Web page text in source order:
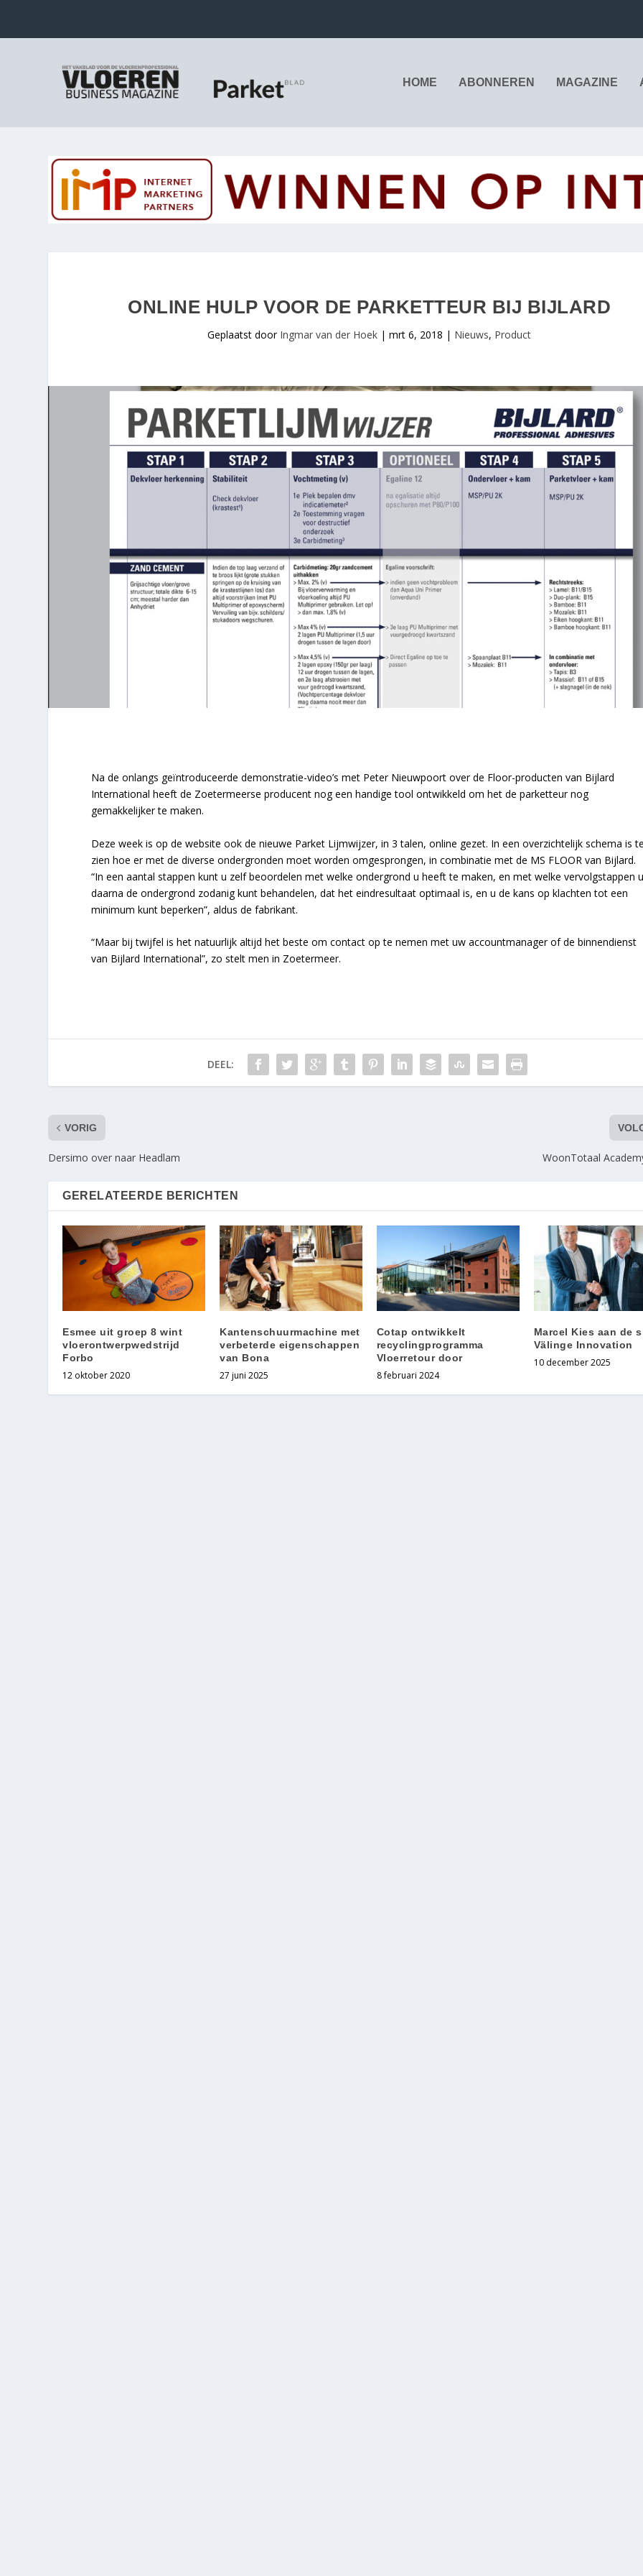
HOME ABONNEREN MAGAZINE
ONLINE HULP VOOR DE PARKETTEUR BIJ BIJLARD
Geplaatst door Ingmar van der Hoek |mrt 6, 2018 | Nieuws, Product
Na de onlangs geïntroduceerde demonstratie-video’s met Peter Nieuwpoort over de Floor-producten van Bijlard
International heeft de Zoetermeerse producent nog een handige tool ontwikkeld om het de parketteur nog
gemakkelijker te maken.
Deze week is op de website ook de nieuwe Parket Lijmwijzer, in 3 talen, online gezet. In een overzichtelijk schema is
zien hoe er met de diverse ondergronden moet worden omgesprongen, in combinatie met de MS FLOOR van Bijlard.
“In een aantal stappen kunt u zelf beoordelen met welke ondergrond u heeft te maken, en met welke vervolgstappen
daarna de ondergrond zodanig kunt behandelen, dat het eindresultaat optimaal is, en u de kans op klachten tot een
minimum kunt beperken”, aldus de fabrikant.
“Maar bij twijfel is het natuurlijk altijd het beste om contact op te nemen met uw accountmanager of de binnendienst
van Bijlard International”, zo stelt men in Zoetermeer.
DEEL:
VORIG
Dersimo over naar Headlam WoonTotaal
GERELATEERDE BERICHTEN
Esmee uit groep 8 wint
vloerontwerpwedstrijd
Forbo
12 oktober 2020
Kantenschuurmachine met
verbeterde eigenschappen
van Bona
27 juni 2025
Cotap ontwikkelt
recyclingprogramma
Vloerretour door
8 februari 2024
Marcel Kies aan de
Välinge Innovation
10 december 2025